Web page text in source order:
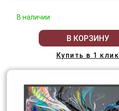
В наличии
В КОРЗИНУ
Купить в 1 клик